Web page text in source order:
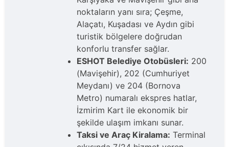
noktaların yanı sıra; Çeşme,
Alaçatı, Kuşadası ve Aydın gibi
turistik bölgelere doğrudan
konforlu transfer sağlar.
ESHOT Belediye Otobüsleri: 200
(Mavişehir), 202 (Cumhuriyet
Meydanı) ve 204 (Bornova
Metro) numaralı ekspres hatlar,
İzmirim Kart ile ekonomik bir
şekilde ulaşım imkanı sunar.
Taksi ve Araç Kiralama: Terminal